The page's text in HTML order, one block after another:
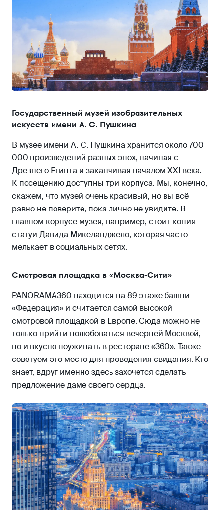
Государственный музей изобразительных
искусств имени А. С. Пушкина
В музее имени А. С. Пушкина хранится около 700
000 произведений разных эпох, начиная с
Древнего Египта и заканчивая началом XXI века.
К посещению доступны три корпуса. Мы, конечно,
скажем, что музей очень красивый, но вы всё
равно не поверите, пока лично не увидите. В
главном корпусе музея, например, стоит копия
статуи Давида Микеланджело, которая часто
мелькает в социальных сетях.
Смотровая площадка в «Москва-Сити»
PANORAMA360 находится на 89 этаже башни
«Федерация» и считается самой высокой
смотровой площадкой в Европе. Сюда можно не
только прийти полюбоваться вечерней Москвой,
но и вкусно поужинать в ресторане «360». Также
советуем это место для проведения свидания. Кто
знает, вдруг именно здесь захочется сделать
предложение даме своего сердца.